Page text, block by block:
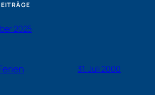
2025
31. Juli 2000